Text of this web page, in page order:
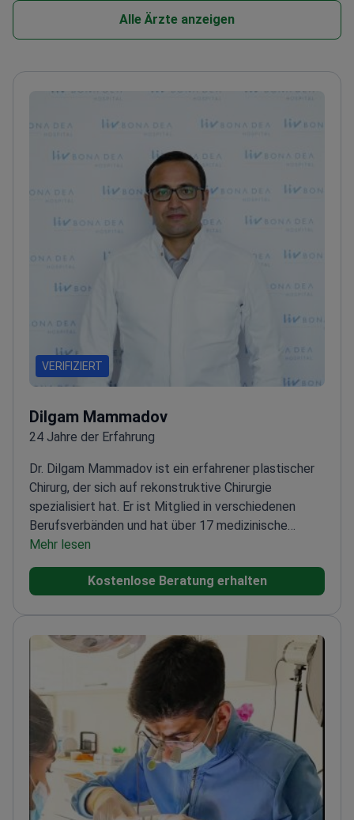
Alle Ärzte anzeigen
VERIFIZIERT
Dilgam Mammadov
24 Jahre der Erfahrung
Dr. Dilgam Mammadov ist ein erfahrener plastischer
Chirurg, der sich auf rekonstruktive Chirurgie
spezialisiert hat. Er ist Mitglied in verschiedenen
Berufsverbänden und hat über 17 medizinische
Publikationen verfasst.
Mehr lesen
Kostenlose Beratung erhalten